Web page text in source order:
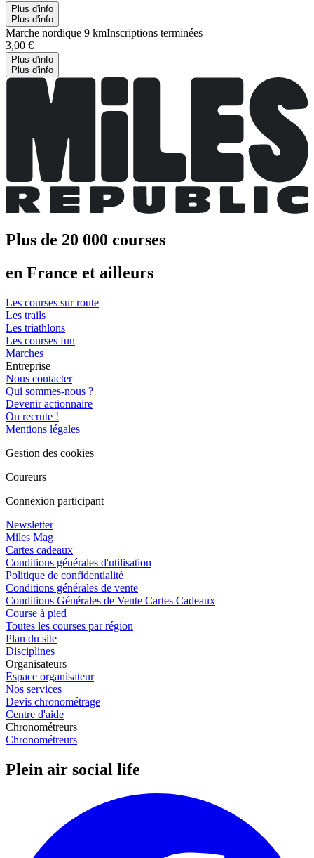
Plus d'info
Plus d'info
Marche nordique 9 kmInscriptions terminées
3,00 €
Plus d'info
Plus d'info
Plus de 20 000 courses
en France et ailleurs
Les courses sur route
Les trails
Les triathlons
Les courses fun
Marches
Entreprise
Nous contacter
Qui sommes-nous ?
Devenir actionnaire
On recrute !
Mentions légales
Gestion des cookies
Coureurs
Connexion participant
Newsletter
Miles Mag
Cartes cadeaux
Conditions générales d'utilisation
Politique de confidentialité
Conditions générales de vente
Conditions Générales de Vente Cartes Cadeaux
Course à pied
Toutes les courses par région
Plan du site
Disciplines
Organisateurs
Espace organisateur
Nos services
Devis chronométrage
Centre d'aide
Chronométreurs
Chronométreurs
Plein air social life